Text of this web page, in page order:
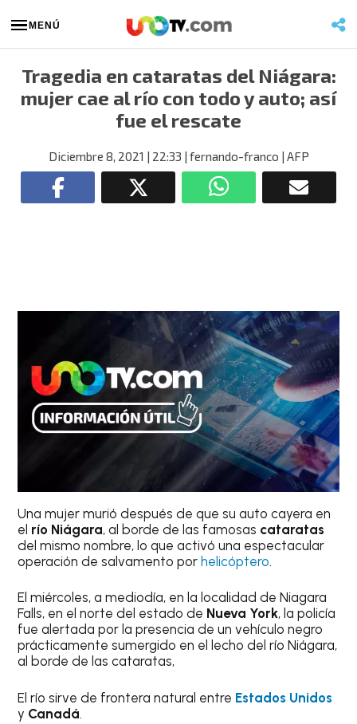
MENÚ
Tragedia en cataratas del Niágara:
mujer cae al río con todo y auto; así
fue el rescate
Diciembre 8, 2021 | 22:33 | fernando-franco | AFP
Una mujer murió después de que su auto cayera en
el río Niágara, al borde de las famosas cataratas
del mismo nombre, lo que activó una espectacular
operación de salvamento porhelicóptero.
El miércoles, a mediodía, en la localidad de Niagara
Falls, en el norte del estado de Nueva York, la policía
fue alertada por la presencia de un vehículo negro
prácticamente sumergido en el lecho del río Niágara,
al borde de las cataratas,
El río sirve de frontera natural entre Estados Unidos
y Canadá.